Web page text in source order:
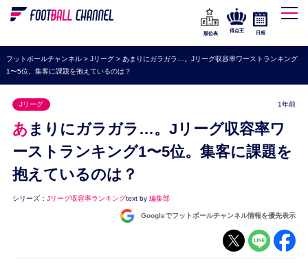
WEリーグ
海外サッカー
プレミアリーグ
セリエA
ブンデスリーガ
UEFA
ナショナルチーム
順位表
得点王 日程
フットボールチャンネル> Jリーグ> あまりにガラガラ…。Jリーグ収容率ワーストランキング
1〜5位。集客に課題を抱えているのは？
Jリーグ 1年前
あまりにガラガラ…。Jリーグ収容率ワ
ーストランキング1〜5位。集客に課題を
抱えているのは？
シリーズ： Jリーグ収容率ランキングtext by 編集部
Googleでフットボールチャンネル情報を優先表示